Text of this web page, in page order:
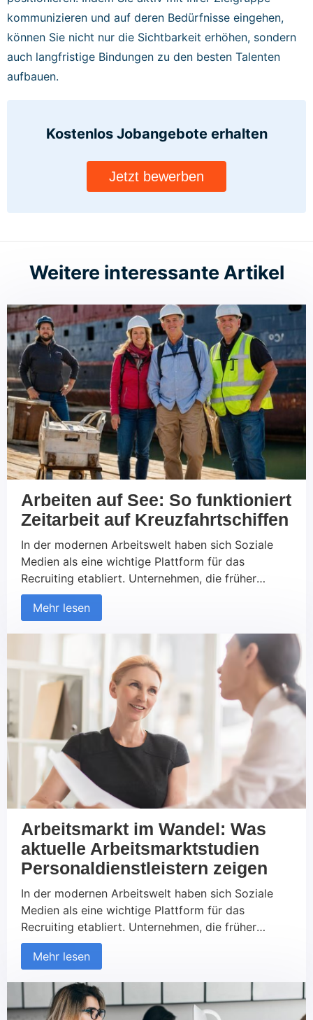
kommunizieren und auf deren Bedürfnisse eingehen,
können Sie nicht nur die Sichtbarkeit erhöhen, sondern
auch langfristige Bindungen zu den besten Talenten
aufbauen.
Kostenlos Jobangebote erhalten
Jetzt bewerben
Weitere interessante Artikel
Arbeiten auf See: So funktioniert
Zeitarbeit auf Kreuzfahrtschiffen
In der modernen Arbeitswelt haben sich Soziale
Medien als eine wichtige Plattform für das
Recruiting etabliert. Unternehmen, die früher
ausschließlich auf traditionelle Kanäle wie
Jobportale und Printmedien gesetzt haben, nutzen
finden und mit potenziellen Kandidaten in Kontakt
zu treten. Diese Entwicklung betrifft sowohl den
B2C- als auch den B2B-Bereich. Aber was macht
das Recruiting über Soziale Medien so erfolgreich
und worauf sollte geachtet werden?
Mehr lesen
Arbeitsmarkt im Wandel: Was
aktuelle Arbeitsmarktstudien
Personaldienstleistern zeigen
In der modernen Arbeitswelt haben sich Soziale
Medien als eine wichtige Plattform für das
Recruiting etabliert. Unternehmen, die früher
ausschließlich auf traditionelle Kanäle wie
Jobportale und Printmedien gesetzt haben, nutzen
finden und mit potenziellen Kandidaten in Kontakt
zu treten. Diese Entwicklung betrifft sowohl den
Mehr lesen